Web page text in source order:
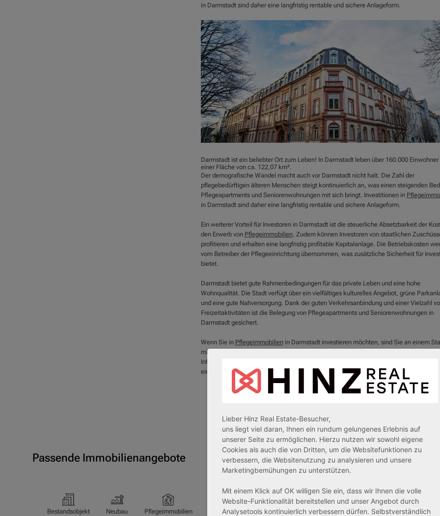
in Darmstadt sind daher eine langfristig rentable und sichere Anlageform.
Darmstadt ist ein beliebter Ort zum Leben! In Darmstadt leben über 160.000 Einwohner
einer Fläche von ca. 122,07 km².
Der demografische Wandel macht auch vor Darmstadt nicht halt. Die Zahl der
pflegebedürftigen älteren Menschen steigt kontinuierlich an, was einen steigenden
Pflegeapartments und Seniorenwohnungen mit sich bringt. Investitionen in
in Darmstadt sind daher eine langfristig rentable und sichere Anlageform.
Ein weiterer Vorteil für Investoren in Darmstadt ist die steuerliche Absetzbarkeit der
den Erwerb von Pflegeimmobilien. Zudem können Investoren von staatlichen
profitieren und erhalten eine langfristig profitable Kapitalanlage. Die Betriebskosten
vom Betreiber der Pflegeeinrichtung übernommen, was zusätzliche Sicherheit für
bietet.
Darmstadt bietet gute Rahmenbedingungen für das private Leben und eine hohe
Wohnqualität. Die Stadt verfügt über ein vielfältiges kulturelles Angebot, grüne
und eine gute Nahversorgung. Dank der guten Verkehrsanbindung und einer Vielzahl
Freizeitaktivitäten ist die Belegung von Pflegeapartments und Seniorenwohnungen in
Darmstadt gesichert.
Wenn Sie in Pflegeimmobilienin Darmstadt investieren möchten, sind Sie an einem
mit hoher Lebensqualität und wirtschaftlicher Stärke. Kontaktieren Sie uns gerne für
Informationen über unsere attraktiven
in Darmstadt und profitieren
einer sicheren und rentablen Anlageform.
Passende Immobilienangebote
Bestandsobjekt Neubau Pflegeimmobilien Pflegeapartments Senioren-/Betreutes Wohnen
Lieber Hinz Real Estate-Besucher,
uns liegt viel daran, Ihnen ein rundum gelungenes Erlebnis auf
unserer Seite zu ermöglichen. Hierzu nutzen wir sowohl eigene
Cookies als auch die von Dritten, um die Websitefunktionen zu
verbessern, die Websitenutzung zu analysieren und unsere
Marketingbemühungen zu unterstützen.
Mit einem Klick auf OK willigen Sie ein, dass wir Ihnen die volle
Website-Funktionalität bereitstellen und unser Angebot durch
Analysetools kontinuierlich verbessern dürfen. Selbstverständlich